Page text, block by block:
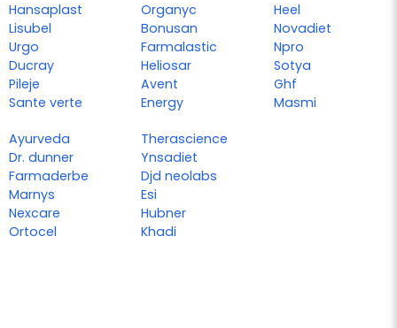
Hansaplast
Lisubel
Urgo
Ducray
Pileje
Sante verte
Organyc
Bonusan
Farmalastic
Heliosar
Avent
Energy
Heel
Novadiet
Npro
Sotya
Ghf
Masmi
Ayurveda
Dr. dunner
Farmaderbe
Marnys
Nexcare
Ortocel
Therascience
Ynsadiet
Djd neolabs
Esi
Hubner
Khadi